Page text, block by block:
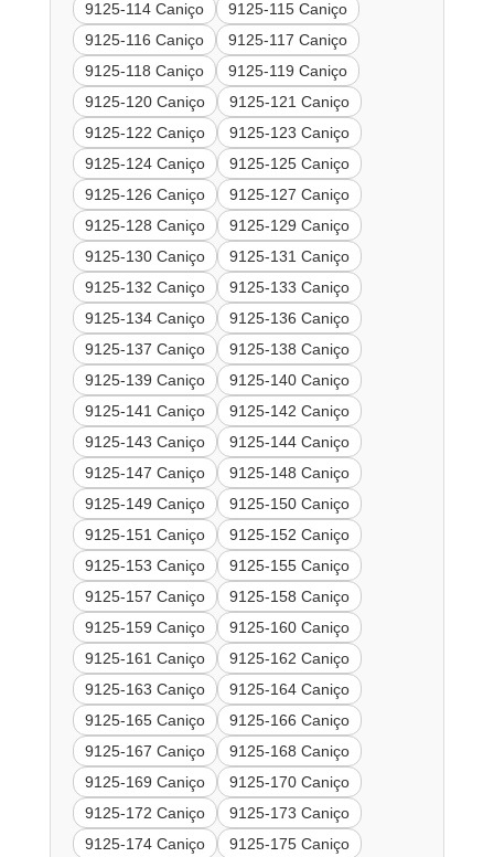
9125-114 Caniço
9125-115 Caniço
9125-116 Caniço
9125-117 Caniço
9125-118 Caniço
9125-119 Caniço
9125-120 Caniço
9125-121 Caniço
9125-122 Caniço
9125-123 Caniço
9125-124 Caniço
9125-125 Caniço
9125-126 Caniço
9125-127 Caniço
9125-128 Caniço
9125-129 Caniço
9125-130 Caniço
9125-131 Caniço
9125-132 Caniço
9125-133 Caniço
9125-134 Caniço
9125-136 Caniço
9125-137 Caniço
9125-138 Caniço
9125-139 Caniço
9125-140 Caniço
9125-141 Caniço
9125-142 Caniço
9125-143 Caniço
9125-144 Caniço
9125-147 Caniço
9125-148 Caniço
9125-149 Caniço
9125-150 Caniço
9125-151 Caniço
9125-152 Caniço
9125-153 Caniço
9125-155 Caniço
9125-157 Caniço
9125-158 Caniço
9125-159 Caniço
9125-160 Caniço
9125-161 Caniço
9125-162 Caniço
9125-163 Caniço
9125-164 Caniço
9125-165 Caniço
9125-166 Caniço
9125-167 Caniço
9125-168 Caniço
9125-169 Caniço
9125-170 Caniço
9125-172 Caniço
9125-173 Caniço
9125-174 Caniço
9125-175 Caniço